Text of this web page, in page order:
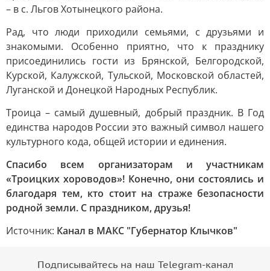
– в с. Льгов Хотынецкого района.
Рад, что люди приходили семьями, с друзьями и
знакомыми. Особенно приятно, что к празднику
присоединились гости из Брянской, Белгородской,
Курской, Калужской, Тульской, Московской областей,
Луганской и Донецкой Народных Республик.
Троица – самый душевный, добрый праздник. В Год
единства народов России это важный символ нашего
культурного кода, общей истории и единения.
Спасибо всем организаторам и участникам
«Троицких хороводов»! Конечно, они состоялись и
благодаря тем, кто стоит на страже безопасности
родной земли. С праздником, друзья!
Источник: Канал в МАКС "Губернатор Клычков"
Подписывайтесь на наш Telegram-канал